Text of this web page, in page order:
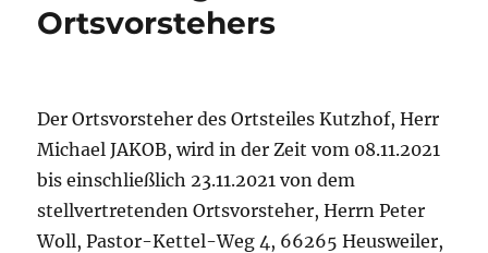
Ortsvorstehers
Der Ortsvorsteher des Ortsteiles Kutzhof, Herr
Michael JAKOB, wird in der Zeit vom 08.11.2021
bis einschließlich 23.11.2021 von dem
stellvertretenden Ortsvorsteher, Herrn Peter
Woll, Pastor-Kettel-Weg 4, 66265 Heusweiler,